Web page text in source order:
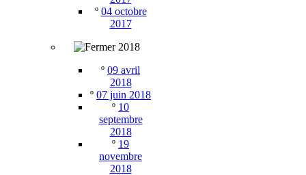
º 04 octobre
2017
2018
º 09 avril
2018
º 07 juin 2018
º 10
septembre
2018
º 19
novembre
2018